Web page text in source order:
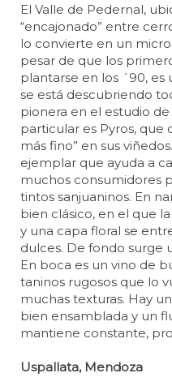
El Valle de Pedernal,
“encajonado” entre
lo convierte en un
pesar de que los
plantarse en los ´90, es
se está descubriendo
pionera en el estudio
particular es Pyros, que
más fino” en sus
ejemplar que ayuda a
muchos consumidores
tintos sanjuaninos. En
bien clásico, en el que
y una capa floral se
dulces. De fondo surge
En boca es un vino de
taninos rugosos que lo
muchas texturas. Hay
bien ensamblada y un
mantiene constante,
Uspallata, Mendoza